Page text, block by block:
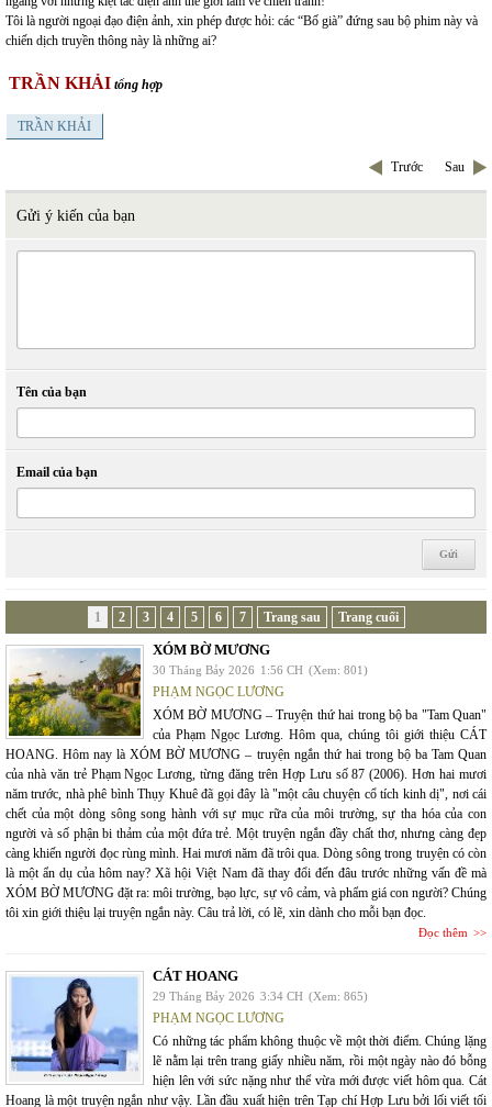
Tôi là người ngoại đạo điện ảnh, xin phép được hỏi: các “Bố già” đứng sau bộ phim này và
chiến dịch truyền thông này là những ai?
TRẦN KHẢI tổng hợp
TRẦN KHẢI
Trước Sau
Gửi ý kiến của bạn
Tên của bạn
Email của bạn
1 2 3 4 5 6 7 Trang sau Trang cuối
XÓM BỜ MƯƠNG
30 Tháng Bảy 2026 1:56 CH (Xem: 801)
PHẠM NGỌC LƯƠNG
XÓM BỜ MƯƠNG – Truyện thứ hai trong bộ ba "Tam Quan"
của Phạm Ngọc Lương. Hôm qua, chúng tôi giới thiệu CÁT
HOANG. Hôm nay là XÓM BỜ MƯƠNG – truyện ngắn thứ hai trong bộ ba Tam Quan
của nhà văn trẻ Phạm Ngọc Lương, từng đăng trên Hợp Lưu số 87 (2006). Hơn hai mươi
năm trước, nhà phê bình Thụy Khuê đã gọi đây là "một câu chuyện cổ tích kinh dị", nơi cái
chết của một dòng sông song hành với sự mục rữa của môi trường, sự tha hóa của con
người và số phận bi thảm của một đứa trẻ. Một truyện ngắn đầy chất thơ, nhưng càng đẹp
càng khiến người đọc rùng mình. Hai mươi năm đã trôi qua. Dòng sông trong truyện có còn
là một ẩn dụ của hôm nay? Xã hội Việt Nam đã thay đổi đến đâu trước những vấn đề mà
XÓM BỜ MƯƠNG đặt ra: môi trường, bạo lực, sự vô cảm, và phẩm giá con người? Chúng
tôi xin giới thiệu lại truyện ngắn này. Câu trả lời, có lẽ, xin dành cho mỗi bạn đọc.
Đọc thêm
CÁT HOANG
29 Tháng Bảy 2026 3:34 CH (Xem: 865)
PHẠM NGỌC LƯƠNG
Có những tác phẩm không thuộc về một thời điểm. Chúng lặng
lẽ nằm lại trên trang giấy nhiều năm, rồi một ngày nào đó bỗng
hiện lên với sức nặng như thể vừa mới được viết hôm qua. Cát
Hoang là một truyện ngắn như vậy. Lần đầu xuất hiện trên Tạp chí Hợp Lưu bởi lối viết tối